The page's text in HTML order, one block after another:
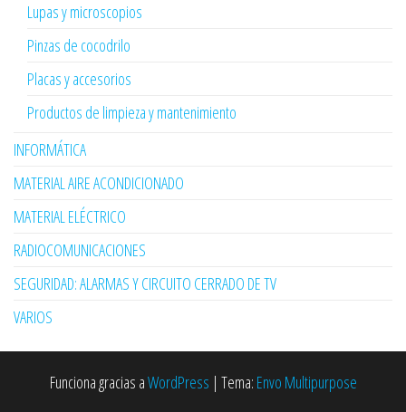
Lupas y microscopios
Pinzas de cocodrilo
Placas y accesorios
Productos de limpieza y mantenimiento
INFORMÁTICA
MATERIAL AIRE ACONDICIONADO
MATERIAL ELÉCTRICO
RADIOCOMUNICACIONES
SEGURIDAD: ALARMAS Y CIRCUITO CERRADO DE TV
VARIOS
Funciona gracias aWordPress | Tema: Envo Multipurpose